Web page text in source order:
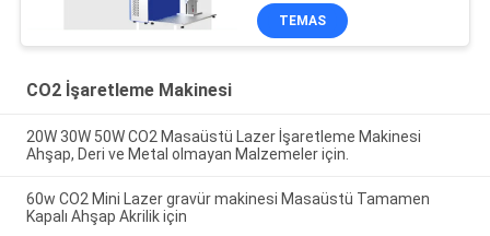
TEMAS
CO2 İşaretleme Makinesi
20W 30W 50W CO2 Masaüstü Lazer İşaretleme Makinesi
Ahşap, Deri ve Metal olmayan Malzemeler için.
60w CO2 Mini Lazer gravür makinesi Masaüstü Tamamen
Kapalı Ahşap Akrilik için